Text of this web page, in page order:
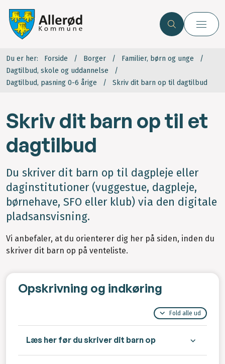
Du er her: Forside Borger
Familier, børn og unge
Dagtilbud, skole og uddannelse
Dagtilbud, pasning 0-6 årige
Skriv dit barn op til dagtilbud
Skriv dit barn op til et
dagtilbud
Du skriver dit barn op til dagpleje eller
daginstitutioner (vuggestue, dagpleje,
børnehave, SFO eller klub) via den digitale
pladsansvisning.
Vi anbefaler, at du orienterer dig her på siden, inden du
skriver dit barn op på venteliste.
Opskrivning og indkøring
Fold alle ud
Læs her før du skriver dit barn op